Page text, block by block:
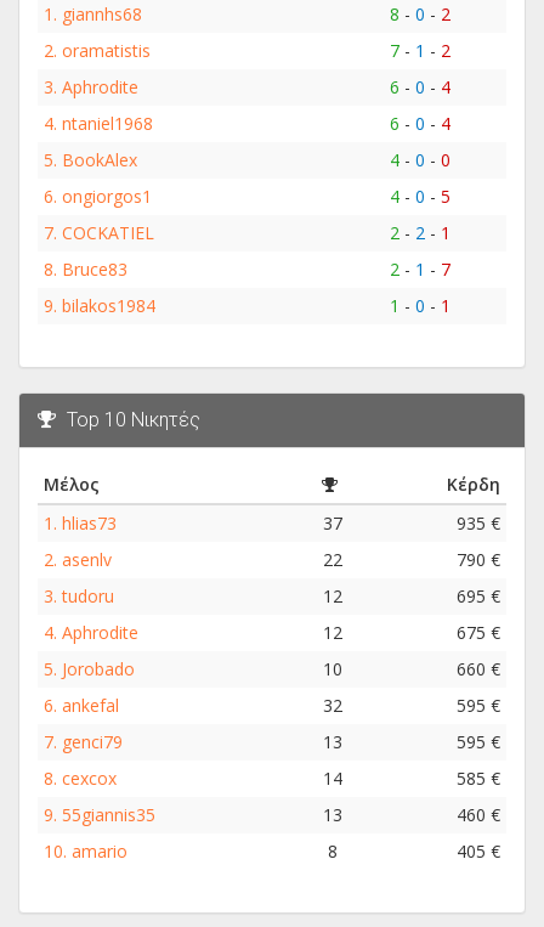
1. giannhs68 8 - 0 - 2
2. oramatistis 7- 1 - 2
3. Aphrodite 6 - 0 - 4
4. ntaniel1968 6 - 0 - 4
5. BookAlex 4- 0 - 0
6. ongiorgos1 4- 0 - 5
7. COCKATIEL 2 - 2 - 1
8. Bruce83 2 - 1 - 7
9. bilakos1984 1 - 0 - 1
Top 10 Νικητές
Μέλος
Κέρδη
1. hlias73 37
935 €
2. asenlv 22
790 €
3.tudoru 12
695 €
4. Aphrodite 12
675 €
5. Jorobado 10
660 €
6. ankefal 32
595 €
7. genci79 13
595 €
8. cexcox 14
585 €
9. 55giannis35 13
460 €
10. amario 8 405 €